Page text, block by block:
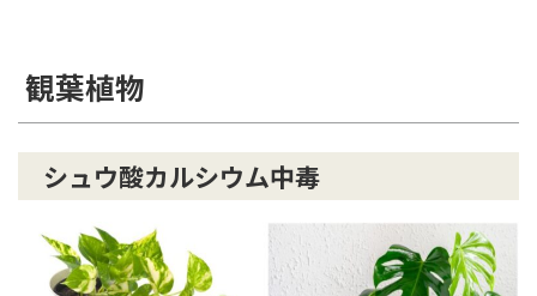
観葉植物
シュウ酸カルシウム中毒